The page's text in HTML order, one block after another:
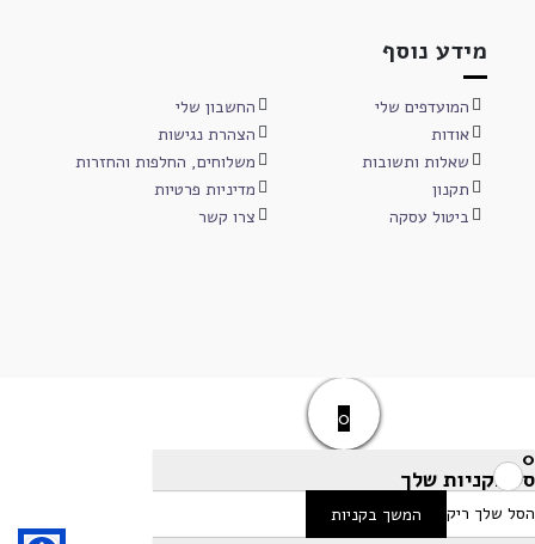
מידע נוסף
המועדפים שלי
החשבון שלי
אודות
הצהרת נגישות
שאלות ותשובות
משלוחים, החלפות והחזרות
תקנון
מדיניות פרטיות
ביטול עסקה
צרו קשר
0
0
סל הקניות שלך
הסל שלך ריק המשך בקניות